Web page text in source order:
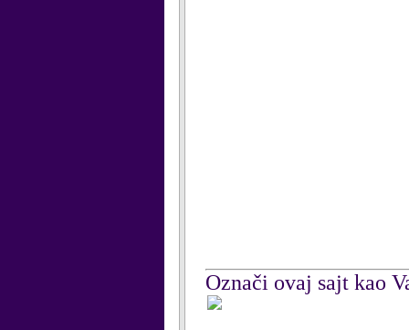
Označi ovaj sajt kao